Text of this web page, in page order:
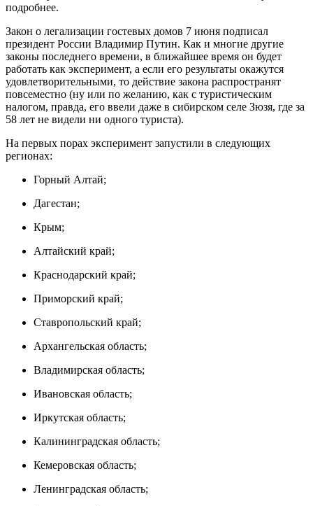
подробнее.
Закон о легализации гостевых домов 7 июня подписал
президент России Владимир Путин. Как и многие другие
законы последнего времени, в ближайшее время он будет
работать как эксперимент, а если его результаты окажутся
удовлетворительными, то действие закона распространят
повсеместно (ну или по желанию, как с туристическим
налогом, правда, его ввели даже в сибирском селе Зюзя, где за
58 лет не видели ни одного туриста).
На первых порах эксперимент запустили в следующих
регионах:
Горный Алтай;
Дагестан;
Крым;
Алтайский край;
Краснодарский край;
Приморский край;
Ставропольский край;
Архангельская область;
Владимирская область;
Ивановская область;
Иркутская область;
Калининградская область;
Кемеровская область;
Ленинградская область;